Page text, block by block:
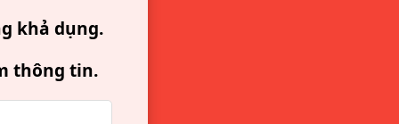
khả dụng.
thông tin.